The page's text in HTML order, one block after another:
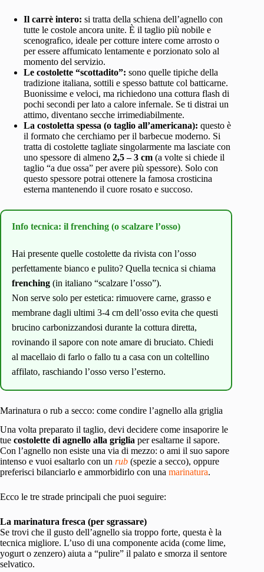
Il carrè intero: si tratta della schiena dell’agnello con
tutte le costole ancora unite. È il taglio più nobile e
scenografico, ideale per cotture intere come arrosto o
per essere affumicato lentamente e porzionato solo al
momento del servizio.
Le costolette “scottadito”: sono quelle tipiche della
tradizione italiana, sottili e spesso battute col batticarne.
Buonissime e veloci, ma richiedono una cottura flash di
pochi secondi per lato a calore infernale. Se ti distrai un
attimo, diventano secche irrimediabilmente.
La costoletta spessa (o taglio all’americana): questo è
il formato che cerchiamo per il barbecue moderno. Si
tratta di costolette tagliate singolarmente ma lasciate con
uno spessore di almeno 2,5 – 3 cm (a volte si chiede il
taglio “a due ossa” per avere più spessore). Solo con
questo spessore potrai ottenere la famosa crosticina
esterna mantenendo il cuore rosato e succoso.
Info tecnica: il frenching (o scalzare l’osso)
Hai presente quelle costolette da rivista con l’osso
perfettamente bianco e pulito? Quella tecnica si chiama
frenching (in italiano “scalzare l’osso”).
Non serve solo per estetica: rimuovere carne, grasso e
membrane dagli ultimi 3-4 cm dell’osso evita che questi
brucino carbonizzandosi durante la cottura diretta,
rovinando il sapore con note amare di bruciato. Chiedi
al macellaio di farlo o fallo tu a casa con un coltellino
affilato, raschiando l’osso verso l’esterno.
Marinatura o rub a secco: come condire l’agnello alla griglia
Una volta preparato il taglio, devi decidere come insaporire le
tue costolette di agnello alla griglia per esaltarne il sapore.
Con l’agnello non esiste una via di mezzo: o ami il suo sapore
intenso e vuoi esaltarlo con un rub (spezie a secco), oppure
preferisci bilanciarlo e ammorbidirlo con una marinatura.
Ecco le tre strade principali che puoi seguire:
La marinatura fresca (per sgrassare)
Se trovi che il gusto dell’agnello sia troppo forte, questa è la
tecnica migliore. L’uso di una componente acida (come lime,
yogurt o zenzero) aiuta a “pulire” il palato e smorza il sentore
selvatico.